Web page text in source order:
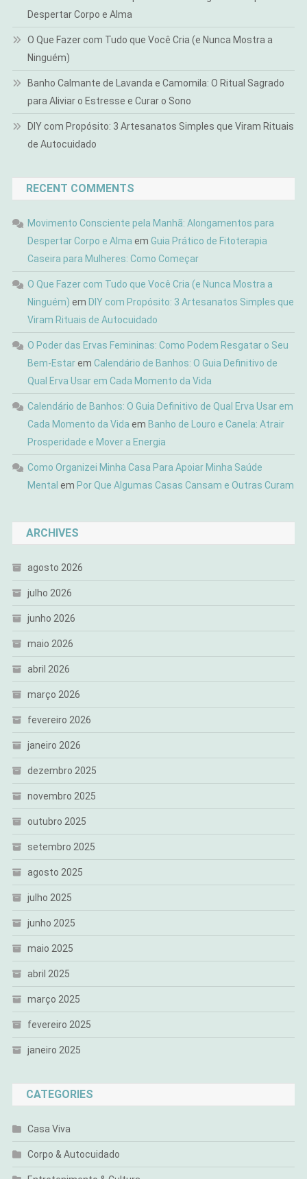
Despertar Corpo e Alma
O Que Fazer com Tudo que Você Cria (e Nunca Mostra a
Ninguém)
Banho Calmante de Lavanda e Camomila: O Ritual Sagrado
para Aliviar o Estresse e Curar o Sono
DIY com Propósito: 3 Artesanatos Simples que Viram Rituais
de Autocuidado
RECENT COMMENTS
Movimento Consciente pela Manhã: Alongamentos para
Despertar Corpo e Alma em Guia Prático de Fitoterapia
Caseira para Mulheres: Como Começar
O Que Fazer com Tudo que Você Cria (e Nunca Mostra a
Ninguém) em DIY com Propósito: 3 Artesanatos Simples que
Viram Rituais de Autocuidado
O Poder das Ervas Femininas: Como Podem Resgatar o Seu
Bem-Estarem Calendário de Banhos: O Guia Definitivo de
Qual Erva Usar em Cada Momento da Vida
Calendário de Banhos: O Guia Definitivo de Qual Erva Usar em
Cada Momento da Vida em Banho de Louro e Canela: Atrair
Prosperidade e Mover a Energia
Como Organizei Minha Casa Para Apoiar Minha Saúde
Mental em Por Que Algumas Casas Cansam e Outras Curam
ARCHIVES
agosto 2026
julho 2026
junho 2026
maio 2026
abril 2026
março 2026
fevereiro 2026
janeiro 2026
dezembro 2025
novembro 2025
outubro 2025
setembro 2025
agosto 2025
julho 2025
junho 2025
maio 2025
abril 2025
março 2025
fevereiro 2025
janeiro 2025
CATEGORIES
Casa Viva
Corpo & Autocuidado